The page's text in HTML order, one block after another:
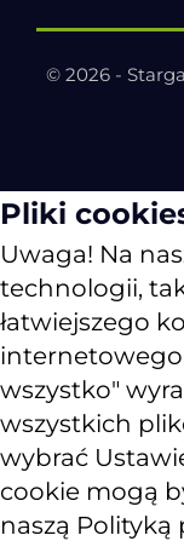
© 2026 -
Pliki
Uwaga! Na
technologii,
łatwiejszego
wszystko"
wszystkich
wybrać
cookie mogą
naszą Polityką